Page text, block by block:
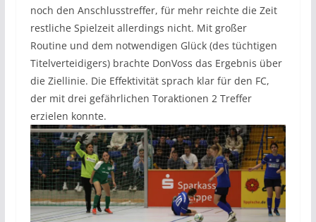
noch den Anschlusstreffer, für mehr reichte die Zeit
restliche Spielzeit allerdings nicht. Mit großer
Routine und dem notwendigen Glück (des tüchtigen
Titelverteidigers) brachte DonVoss das Ergebnis über
die Ziellinie. Die Effektivität sprach klar für den FC,
der mit drei gefährlichen Toraktionen 2 Treffer
erzielen konnte.